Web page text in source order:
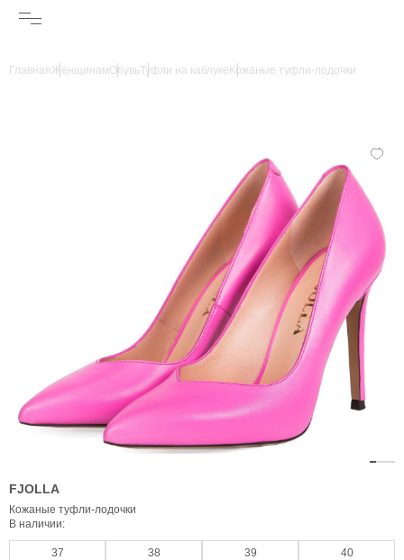
ГлавнаяЖенщинамОбувьТуфли на каблуке Кожаные туфли-лодочки
FJOLLA
Кожаные туфли-лодочки
В наличии:
37 38 39 40